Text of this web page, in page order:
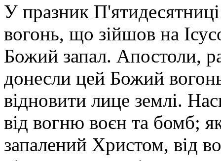
У празник
вогонь, що зійшов на
Божий запал. Апостоли,
донесли цей Божий
відновити лице землі.
від вогню воєн та бомб;
запалений Христом, від